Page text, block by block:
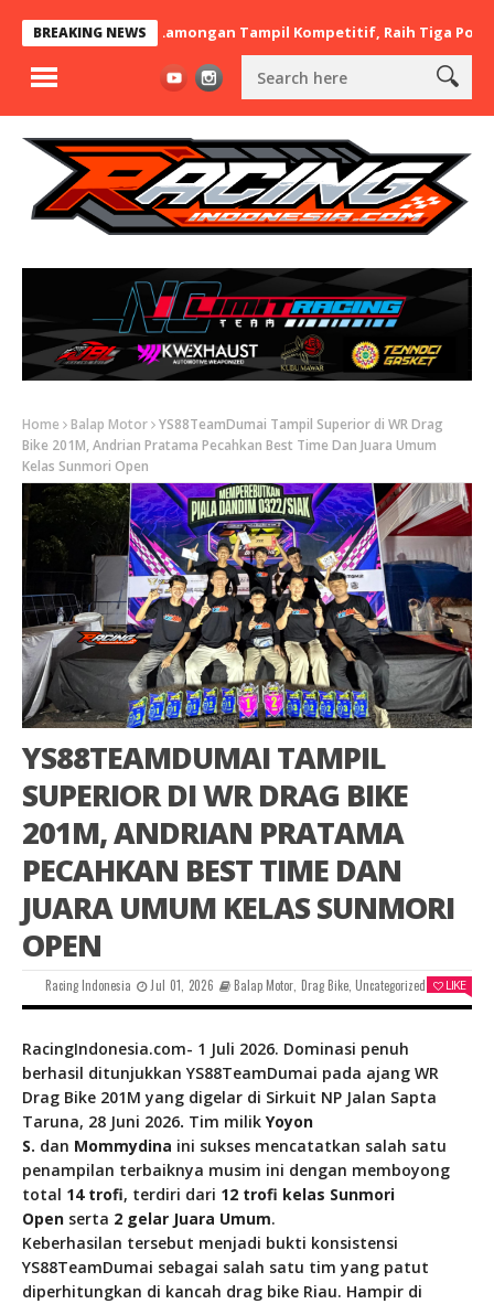
BREAKING NEWS
BaraBere Asal Lamongan Tampil Kompetitif, Raih Tiga Podium di
Home Balap Motor YS88TeamDumai Tampil Superior di WR Drag
Bike 201M, Andrian Pratama Pecahkan Best Time Dan Juara Umum
Kelas Sunmori Open
YS88TEAMDUMAI TAMPIL
SUPERIOR DI WR DRAG BIKE
201M, ANDRIAN PRATAMA
PECAHKAN BEST TIME DAN
JUARA UMUM KELAS SUNMORI
OPEN
Racing Indonesia Jul 01, 2026 Balap Motor, Drag Bike,Uncategorized 0
LIKE
RacingIndonesia.com- 1 Juli 2026. Dominasi penuh
berhasil ditunjukkan YS88TeamDumai pada ajang WR
Drag Bike 201M yang digelar di Sirkuit NP Jalan Sapta
Taruna, 28 Juni 2026. Tim milik Yoyon
S. dan Mommydina ini sukses mencatatkan salah satu
penampilan terbaiknya musim ini dengan memboyong
total 14 trofi, terdiri dari 12 trofi kelas Sunmori
Open serta 2 gelar Juara Umum.
Keberhasilan tersebut menjadi bukti konsistensi
YS88TeamDumai sebagai salah satu tim yang patut
diperhitungkan di kancah drag bike Riau. Hampir di